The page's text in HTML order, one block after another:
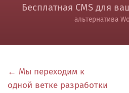
Бесплатная CMS для
альтернатива
← Мы переходим к
одной ветке разработки